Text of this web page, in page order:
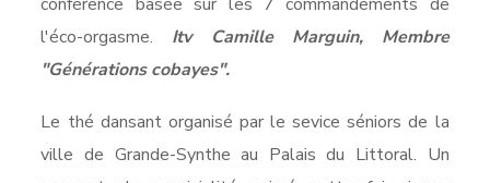
l'éco-orgasme. Itv Camille Marguin, Membre
"Générations cobayes".
Le thé dansant organisé par le sevice séniors de la
ville de Grande-Synthe au Palais du Littoral. Un